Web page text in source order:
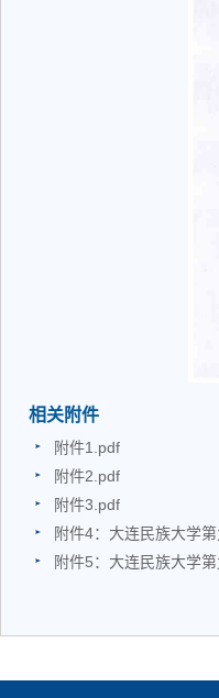
相关附件
附件1.pdf
附件2.pdf
附件3.pdf
附件4：大连民族大学
附件5：大连民族大学